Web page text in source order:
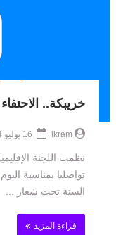
خريبكة..
ikram
نظمت اللجنة
تواصليا بمناسبة
السنة تحت شعار ...
قراءة المزيد